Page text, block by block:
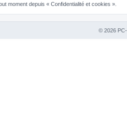
moment depuis « Confidentialité et cookies ».
© 2026